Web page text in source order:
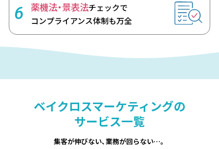
6 薬機法・景表法チェックで
コンプライアンス体制も万全
ベイクロスマーケティングの
サービス一覧
集客が伸びない、業務が回らない…。